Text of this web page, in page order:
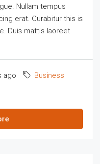
Nullam tempus
erat. Curabitur this is
Duis mattis laoreet
ago
Business